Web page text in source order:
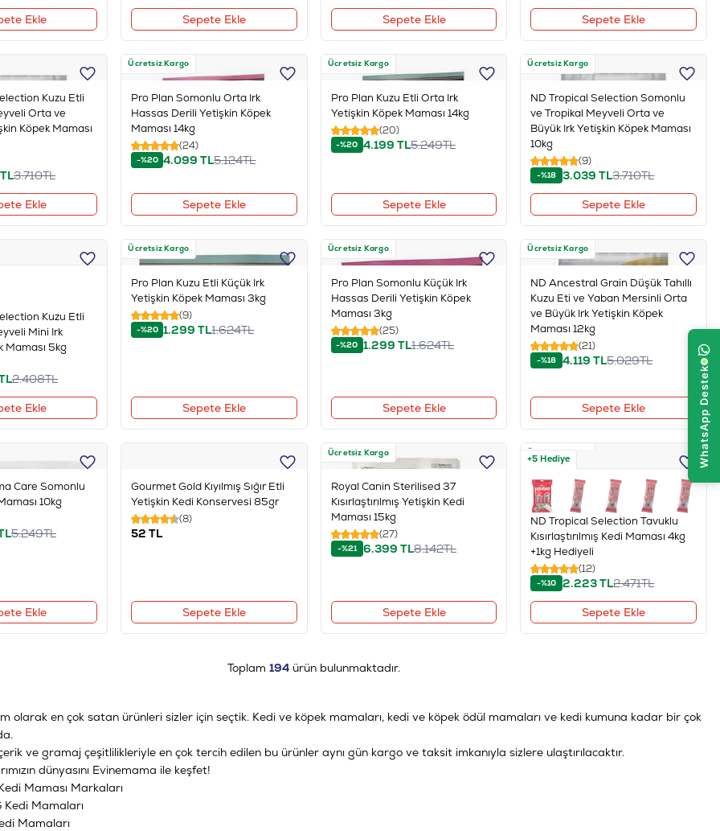
Ekle
Sepete Ekle
Sepete Ekle Sepete Ekle
Kuzu Etli
Orta ve
Köpek Maması
TL3.710TL
Ekle
Ücretsiz Kargo
Pro Plan Somonlu Orta Irk
Hassas Derili Yetişkin Köpek
Maması 14kg
(24)
-%20 4.099 TL5.124TL
Sepete Ekle
Ücretsiz Kargo
Pro Plan Kuzu Etli Orta Irk
Yetişkin Köpek Maması 14kg
(20)
-%20 4.199 TL5.249TL
Sepete Ekle
Ücretsiz Kargo
ND Tropical Selection Somonlu
ve Tropikal Meyveli Orta ve
Büyük Irk Yetişkin Köpek Maması
10kg
(9)
-%18 3.039 TL3.710TL
Sepete Ekle
Kuzu Etli
Mini Irk
Maması 5kg
2.408TL
Ekle
Ücretsiz Kargo
Pro Plan Kuzu Etli Küçük Irk
Yetişkin Köpek Maması 3kg
(9)
-%20 1.299 TL1.624TL
Sepete Ekle
Ücretsiz Kargo
Pro Plan Somonlu Küçük Irk
Hassas Derili Yetişkin Köpek
Maması 3kg
(25)
-%20 1.299 TL1.624TL
Sepete Ekle
Ücretsiz Kargo
ND Ancestral Grain Düşük Tahıllı
Kuzu Eti ve Yaban Mersinli Orta
ve Büyük Irk Yetişkin Köpek
Maması 12kg
(21)
-%18 4.119 TL5.029TL
Sepete Ekle
Care Somonlu
10kg
5.249TL
Ekle
Gourmet Gold Kıyılmış Sığır Etli
Yetişkin Kedi Konservesi 85gr
(8)
52 TL
Sepete Ekle
Ücretsiz Kargo
Royal Canin Sterilised 37
Kısırlaştırılmış Yetişkin Kedi
Maması 15kg
(27)
-%21 6.399 TL8.142TL
Sepete Ekle
Ücretsiz Kargo
+5 Hediye
ND Tropical Selection Tavuklu
Kısırlaştırılmış Kedi Maması 4kg
+1kg Hediyeli
(12)
-%10 2.223TL2.471TL
Sepete Ekle
Toplam194 ürün bulunmaktadır.
olarak en çok satan ürünleri sizler için seçtik. Kedi ve köpek mamaları, kedi ve köpek ödül mamaları ve kedi kumuna kadar bir çok
ve gramaj çeşitlilikleriyle en çok tercih edilen bu ürünler aynı gün kargo ve taksit imkanıyla sizlere ulaştırılacaktır.
dünyasını Evinemama ile keşfet!
Maması Markaları
Kedi Mamaları
Mamaları